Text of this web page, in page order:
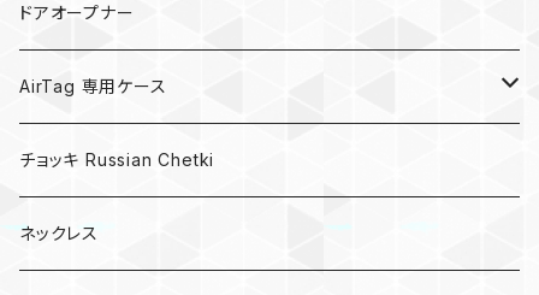
キノコ
ドアオープナー
AirTag 専用ケース
AirTagキーリング
チョッキ Russian Chetki
ネックレス